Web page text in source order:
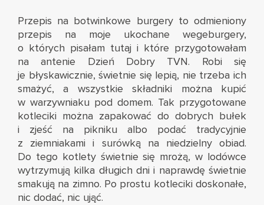
Przepis na botwinkowe burgery to odmieniony
przepis na moje ukochane wegeburgery,
o których pisałam tutaj i które przygotowałam
na antenie Dzień Dobry TVN. Robi się
je błyskawicznie, świetnie się lepią, nie trzeba ich
smażyć, a wszystkie składniki można kupić
w warzywniaku pod domem. Tak przygotowane
kotleciki można zapakować do dobrych bułek
i zjeść na pikniku albo podać tradycyjnie
z ziemniakami i surówką na niedzielny obiad.
Do tego kotlety świetnie się mrożą, w lodówce
wytrzymują kilka długich dni i naprawdę świetnie
smakują na zimno. Po prostu kotleciki doskonałe,
nic dodać, nic ująć.